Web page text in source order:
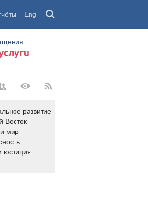
Eng
развитие
Восток
мир
юстиция